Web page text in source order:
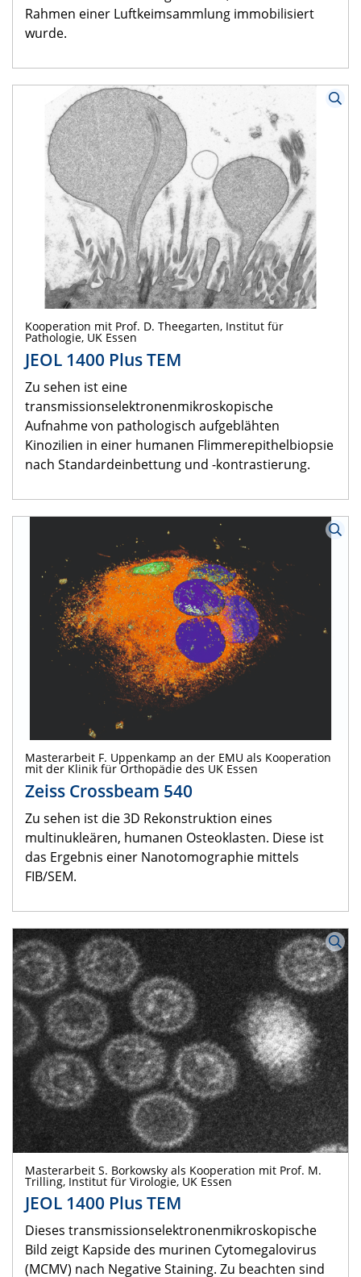
Rahmen einer Luftkeimsammlung immobilisiert
wurde.
Kooperation mit Prof. D. Theegarten, Institut für
Pathologie, UK Essen
JEOL 1400 Plus TEM
Zu sehen ist eine
transmissionselektronenmikroskopische
Aufnahme von pathologisch aufgeblähten
Kinozilien in einer humanen Flimmerepithelbiopsie
nach Standardeinbettung und -kontrastierung.
Masterarbeit F. Uppenkamp an der EMU als Kooperation
mit der Klinik für Orthopädie des UK Essen
Zeiss Crossbeam 540
Zu sehen ist die 3D Rekonstruktion eines
multinukleären, humanen Osteoklasten. Diese ist
das Ergebnis einer Nanotomographie mittels
FIB/SEM.
Masterarbeit S. Borkowsky als Kooperation mit Prof. M.
Trilling, Institut für Virologie, UK Essen
JEOL 1400 Plus TEM
Dieses transmissionselektronenmikroskopische
Bild zeigt Kapside des murinen Cytomegalovirus
(MCMV) nach Negative Staining. Zu beachten sind